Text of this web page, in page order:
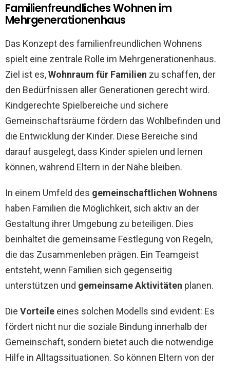
Familienfreundliches Wohnen im
Mehrgenerationenhaus
Das Konzept des familienfreundlichen Wohnens
spielt eine zentrale Rolle im Mehrgenerationenhaus.
Ziel ist es,Wohnraum für Familien zu schaffen, der
den Bedürfnissen aller Generationen gerecht wird.
Kindgerechte Spielbereiche und sichere
Gemeinschaftsräume fördern das Wohlbefinden und
die Entwicklung der Kinder. Diese Bereiche sind
darauf ausgelegt, dass Kinder spielen und lernen
können, während Eltern in der Nähe bleiben.
In einem Umfeld des gemeinschaftlichen Wohnens
haben Familien die Möglichkeit, sich aktiv an der
Gestaltung ihrer Umgebung zu beteiligen. Dies
beinhaltet die gemeinsame Festlegung von Regeln,
die das Zusammenleben prägen. Ein Teamgeist
entsteht, wenn Familien sich gegenseitig
unterstützen und gemeinsame Aktivitäten planen.
Die Vorteile eines solchen Modells sind evident: Es
fördert nicht nur die soziale Bindung innerhalb der
Gemeinschaft, sondern bietet auch die notwendige
Hilfe in Alltagssituationen. So können Eltern von der